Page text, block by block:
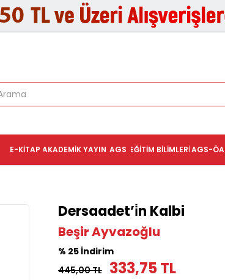
AGS-
EĞITIM BILIMLERI
AGS
AKADEMIK YAYIN
E-KITAP
Dersaadet’i̇n Kalbi
Beşir Ayvazoğlu
% 25 İndirim
445,00 TL
333,75 TL